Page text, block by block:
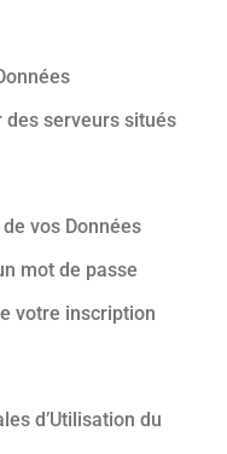
des serveurs situés
vos Données
mot de passe
votre inscription
d’Utilisation du